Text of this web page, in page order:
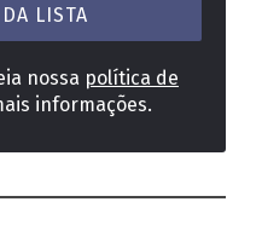
nossa política de
informações.